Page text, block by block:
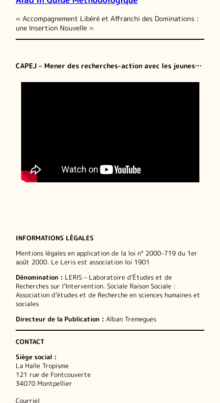
« Accompagnement Libéré et Affranchi des Dominations :
une Insertion Nouvelle »
CAPEJ – Mener des recherches-action avec les jeunes…
INFORMATIONS LÉGALES
Mentions légales en application de la loi n° 2000-719 du 1er
août 2000. Le Leris est association loi 1901
Dénomination : LERIS – Laboratoire d’Études et de
Recherches sur l’Intervention. Sociale Raison Sociale :
Association d’études et de Recherche en sciences humaines et
sociales
Directeur de la Publication : Alban Tremegues
CONTACT
Siège social :
La Halle Tropisme
121 rue de Fontcouverte
34070 Montpellier
Courriel